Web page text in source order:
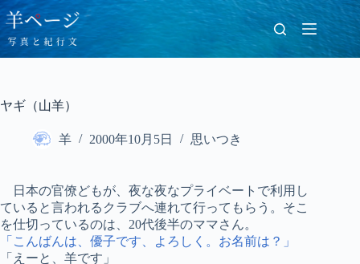
コ
ン
テ
ン
ス
ヤギ（山羊）
羊 2000年10月5日 思いつき
日本の官僚どもが、夜な夜なプライベートで利用し
ていると言われるクラブへ連れて行ってもらう。そこ
を仕切っているのは、20代後半のママさん。
「こんばんは、優子です、よろしく。お名前は？」
「えーと、羊です」